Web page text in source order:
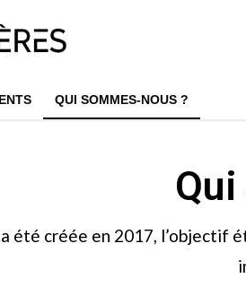
QUI SOMMES-NOUS ?
été créée en 2017, l’objectif